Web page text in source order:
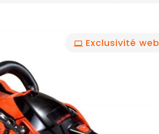
Exclusivité web